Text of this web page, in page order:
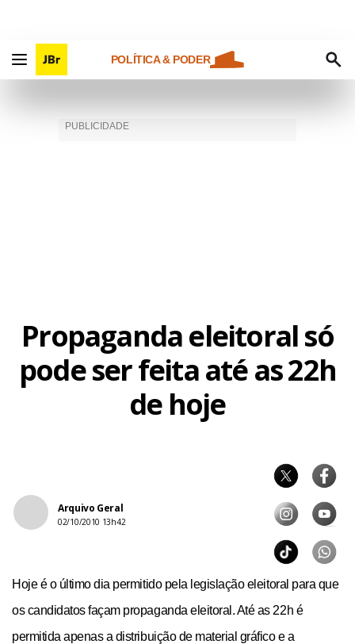
POLÍTICA & PODER
Propaganda eleitoral só
pode ser feita até as 22h
de hoje
Arquivo Geral
02/10/2010 13h42
Hoje é o último dia permitido pela legislação eleitoral para que
os candidatos façam propaganda eleitoral. Até as 22h é
permitida apenas a distribuição de material gráfico e a